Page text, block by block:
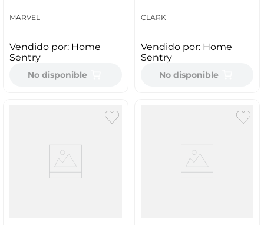
MARVEL
Vendido por: Home
Sentry
No disponible
CLARK
Vendido por: Home
Sentry
No disponible